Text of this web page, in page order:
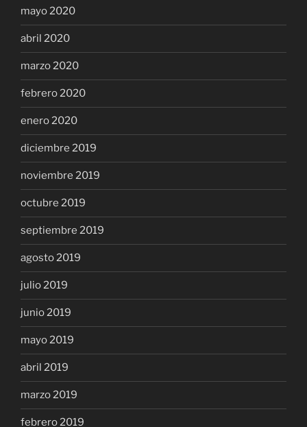
mayo 2020
abril 2020
marzo 2020
febrero 2020
enero 2020
diciembre 2019
noviembre 2019
octubre 2019
septiembre 2019
agosto 2019
julio 2019
junio 2019
mayo 2019
abril 2019
marzo 2019
febrero 2019